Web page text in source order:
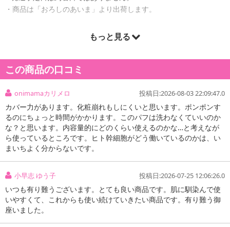
・商品は「おろしのあいま」より出荷します。
もっと見る
この商品の口コミ
onimamaカリメロ 投稿日:2026-08-03 22:09:47.0
カバー力があります。化粧崩れもしにくいと思います。ポンポンす
るのにちょっと時間がかかります。このパフは洗わなくていいのか
な？と思います。内容量的にどのくらい使えるのかな…と考えなが
ら使っているところです。ヒト幹細胞がどう働いているのかは、い
まいちよく分からないです。
小早志 ゆう子 投稿日:2026-07-25 12:06:26.0
いつも有り難うございます。とても良い商品です。肌に馴染んで使
いやすくて、これからも使い続けていきたい商品です。有り難う御
座いました。